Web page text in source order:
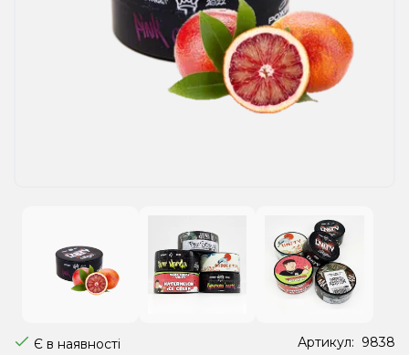
Рідини для електронних сигарет
Подарункові набори
Є в наявності Артикул: 9838